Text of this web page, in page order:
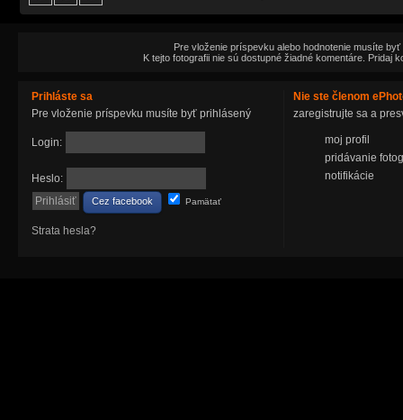
Pre vloženie príspevku alebo hodnotenie musíte byť
K tejto fotografii nie sú dostupné žiadné komentáre. Pridaj
Prihláste sa
Pre vloženie príspevku musíte byť prihlásený
Login:
Heslo:
Cez facebook Pamätať
Strata hesla?
Nie ste členom
zaregistrujte sa a
moj profil
pridávanie
notifikácie